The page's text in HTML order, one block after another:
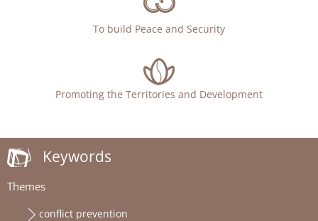
To build Peace and Security
Promoting the Territories and Development
Keywords
Themes
conflict prevention